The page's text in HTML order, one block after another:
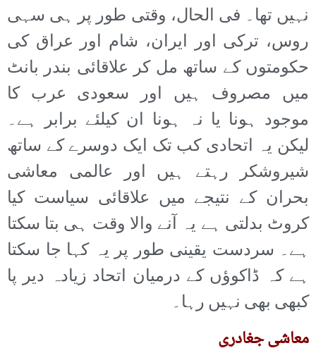
نہیں تھا۔ فی الحال، وقتی طور پر ہی سہی
روس، ترکی اور ایران، شام اور عراق کی
حکومتوں کے ساتھ مل کر علاقائی بندر بانٹ
میں مصروف ہیں اور سعودی عرب کا
موجود ہونا یا نہ ہونا ان کیلئے برابر ہے۔
لیکن یہ اتحادی کب تک ایک دوسرے کے ساتھ
شیروشکر رہتے ہیں اور عالمی معاشی
بحران کے نتیجے میں علاقائی سیاست کیا
کروٹ بدلتی ہے یہ آنے والا وقت ہی بتا سکتا
ہے۔ سردست یقینی طور پر یہ کہا جا سکتا
ہے کہ ڈاکوؤں کے درمیان اتحاد زیادہ دیر پا
کبھی بھی نہیں رہا۔
معاشی جغادری